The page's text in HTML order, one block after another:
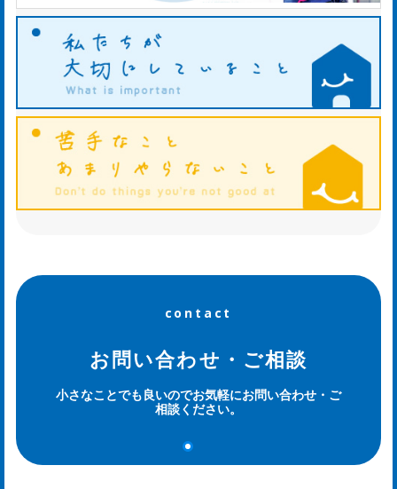
contact
お問い合わせ・ご相談
小さなことでも良いのでお気軽にお問い合わせ・ご
相談ください。